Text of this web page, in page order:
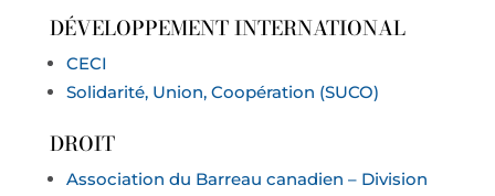
DÉVELOPPEMENT INTERNATIONAL
CECI
Solidarité, Union, Coopération (SUCO)
DROIT
Association du Barreau canadien – Division